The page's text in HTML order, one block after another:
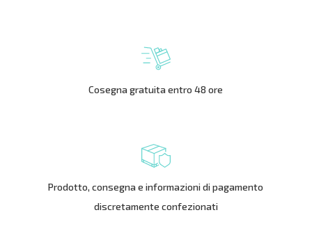
Cosegna gratuita entro 48 ore
Prodotto, consegna e informazioni di pagamento
discretamente confezionati